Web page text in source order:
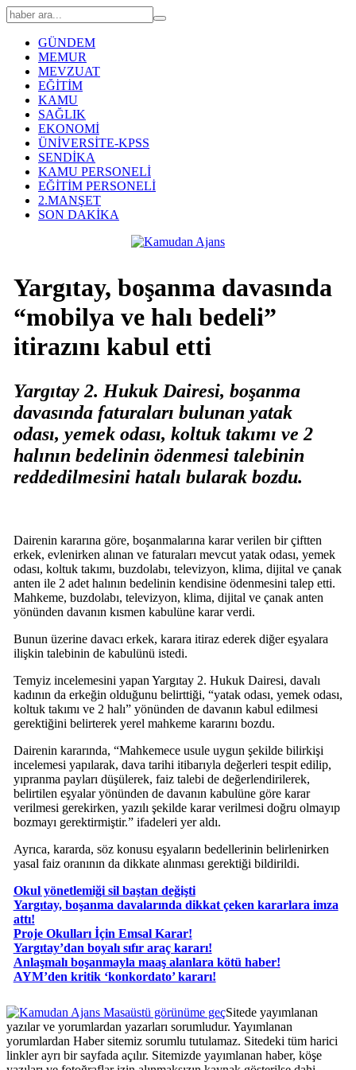
GÜNDEM
MEMUR
MEVZUAT
EĞİTİM
KAMU
SAĞLIK
EKONOMİ
ÜNİVERSİTE-KPSS
SENDİKA
KAMU PERSONELİ
EĞİTİM PERSONELİ
2.MANŞET
SON DAKİKA
Yargıtay, boşanma davasında
“mobilya ve halı bedeli”
itirazını kabul etti
Yargıtay 2. Hukuk Dairesi, boşanma
davasında faturaları bulunan yatak
odası, yemek odası, koltuk takımı ve 2
halının bedelinin ödenmesi talebinin
reddedilmesini hatalı bularak bozdu.
Dairenin kararına göre, boşanmalarına karar verilen bir çiftten
erkek, evlenirken alınan ve faturaları mevcut yatak odası, yemek
odası, koltuk takımı, buzdolabı, televizyon, klima, dijital ve çanak
anten ile 2 adet halının bedelinin kendisine ödenmesini talep etti.
Mahkeme, buzdolabı, televizyon, klima, dijital ve çanak anten
yönünden davanın kısmen kabulüne karar verdi.
Bunun üzerine davacı erkek, karara itiraz ederek diğer eşyalara
ilişkin talebinin de kabulünü istedi.
Temyiz incelemesini yapan Yargıtay 2. Hukuk Dairesi, davalı
kadının da erkeğin olduğunu belirttiği, “yatak odası, yemek odası,
koltuk takımı ve 2 halı” yönünden de davanın kabul edilmesi
gerektiğini belirterek yerel mahkeme kararını bozdu.
Dairenin kararında, “Mahkemece usule uygun şekilde bilirkişi
incelemesi yapılarak, dava tarihi itibarıyla değerleri tespit edilip,
yıpranma payları düşülerek, faiz talebi de değerlendirilerek,
belirtilen eşyalar yönünden de davanın kabulüne göre karar
verilmesi gerekirken, yazılı şekilde karar verilmesi doğru olmayıp
bozmayı gerektirmiştir.” ifadeleri yer aldı.
Ayrıca, kararda, söz konusu eşyaların bedellerinin belirlenirken
yasal faiz oranının da dikkate alınması gerektiği bildirildi.
Okul yönetlemiği sil baştan değişti
Yargıtay, boşanma davalarında dikkat çeken kararlara imza
attı!
Proje Okulları İçin Emsal Karar!
Yargıtay’dan boyalı sıfır araç kararı!
Anlaşmalı boşanmayla maaş alanlara kötü haber!
AYM’den kritik ‘konkordato’ kararı!
Masaüstü görünüme geçSitede yayımlanan
yazılar ve yorumlardan yazarları sorumludur. Yayımlanan
yorumlardan Haber sitemiz sorumlu tutulamaz. Sitedeki tüm harici
linkler ayrı bir sayfada açılır. Sitemizde yayımlanan haber, köşe